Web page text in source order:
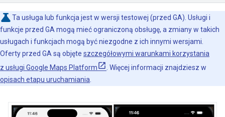
Ta usługa lub funkcja jest w wersji testowej (przed GA). Usługi i
funkcje przed GA mogą mieć ograniczoną obsługę, a zmiany w takich
usługach i funkcjach mogą być niezgodne z ich innymi wersjami.
Oferty przed GA są objęte szczegółowymi warunkami korzystania
z usługi Google Maps Platform
. Więcej informacji znajdziesz w
opisach etapu uruchamiania